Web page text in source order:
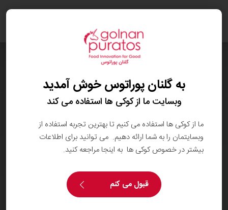
به گلنان پوراتوس خوش آمدید
وبسایت ما از کوکی ها استفاده می کند
ما از کوکی ها استفاده می کنیم تا بهترین تجربه استفاده از
وبسایتمان را به شما ارائه دهیم. می توانید برای اطلاعات
بیشتر در خصوص کوکی ها به اینجا مراجعه کنید.
قبول می کنم